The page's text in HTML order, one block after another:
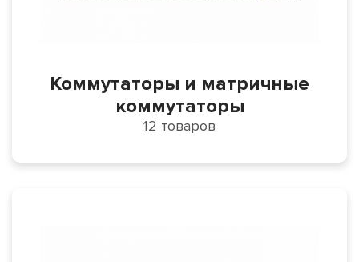
Коммутаторы и матричные
коммутаторы
12 товаров